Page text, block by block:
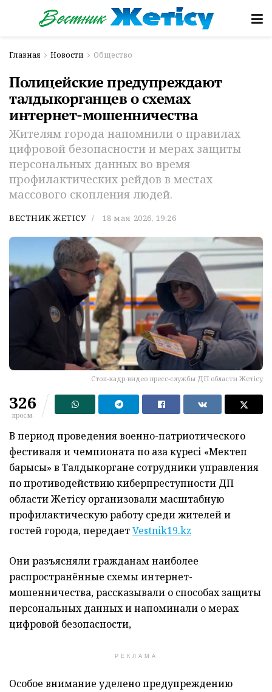
Главная Новости Общество
Полицейские предупреждают
талдыкорганцев о схемах
интернет-мошенничества
Жителям города напомнили о правилах
цифровой безопасности и мерах защиты
персональных данных во время
профилактических рейдов в местах
массового скопления людей.
ВЕСТНИК ЖЕТІСУ 18 мая 2026, 19:26
Стоп-кадр видео пресс-службы ДП области Жетісу
326
просм.
В период проведения военно-патриотического
фестиваля и чемпионата по қазақ күресі «Мектеп
барысы» в Талдыкоргане сотрудники управления
по противодействию киберпреступности ДП
области Жетісу организовали масштабную
профилактическую работу среди жителей и
гостей города, передаетVestnik19.kz
Они разъясняли гражданам наиболее
распространённые схемы интернет-
мошенничества, рассказывали о способах защиты
персональных данных и напоминали о мерах
цифровой безопасности,
РЕКЛАМА
Особое внимание уделено предупреждению